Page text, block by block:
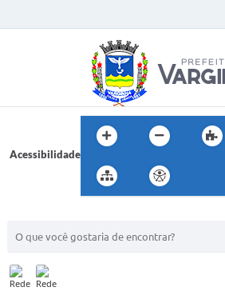
Acessibilidade